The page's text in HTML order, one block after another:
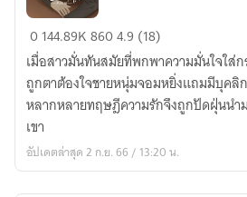
หยิ่ง
ดี
นัก
รัก
ซะ
ให้
เข็ด
0144.89K8604.9 (18)
เมื่อสาวมั่นทันสมัยที่พกพาความมั่นใจใส่ก
ถูกตาต้องใจชายหนุ่มจอมหยิ่งแถมมีบุคลิก
หลากหลายทฤษฎีความรักจึงถูกปัดฝุ่นนำ
เขา
อัปเดตล่าสุด 2 ก.ย. 66 / 13:20 น.